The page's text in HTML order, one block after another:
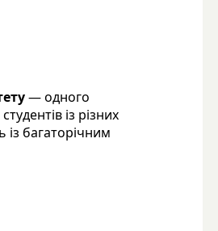
— одного
із різних
багаторічним